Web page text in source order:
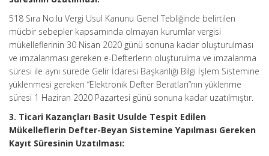
518 Sıra No.lu Vergi Usul Kanunu Genel Tebliğinde belirtilen
mücbir sebepler kapsamında olmayan kurumlar vergisi
mükelleflerinin 30 Nisan 2020 günü sonuna kadar oluşturulması
ve imzalanması gereken e-Defterlerin oluşturulma ve imzalanma
süresi ile aynı sürede Gelir İdaresi Başkanlığı Bilgi İşlem Sistemine
yüklenmesi gereken “Elektronik Defter Beratları”nın yüklenme
süresi 1 Haziran 2020 Pazartesi günü sonuna kadar uzatılmıştır.
3. Ticari Kazançları Basit Usulde Tespit Edilen
Mükelleflerin Defter-Beyan Sistemine Yapılması Gereken
Kayıt Süresinin Uzatılması: